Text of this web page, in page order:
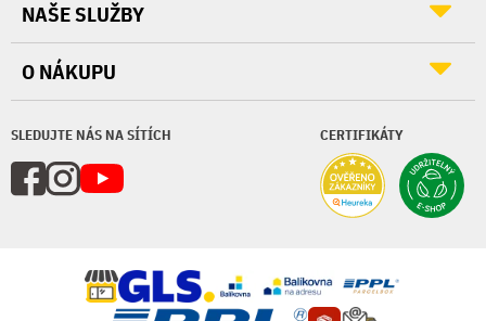
SLEDUJTE NÁS NA SÍTÍCH CERTIFIKÁTY
NAŠE SLUŽBY
O NÁKUPU